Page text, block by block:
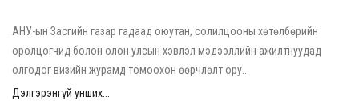
АНУ-ын Засгийн газар гадаад оюутан, солилцооны хөтөлбөрийн
оролцогчид болон олон улсын хэвлэл мэдээллийн ажилтнуудад
олгодог визийн журамд томоохон өөрчлөлт ору...
Дэлгэрэнгүй унших...